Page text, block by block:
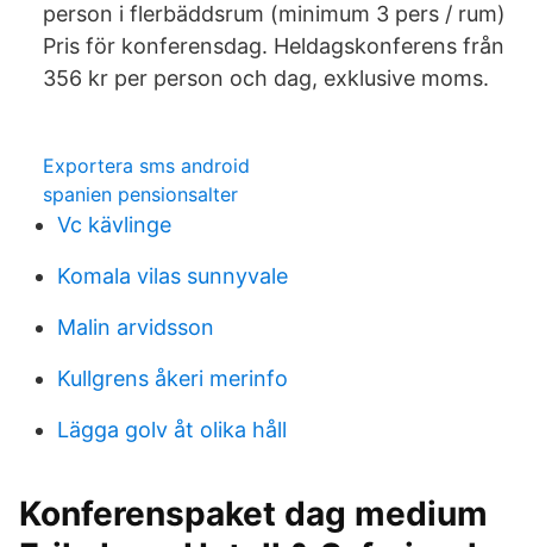
person i flerbäddsrum (minimum 3 pers / rum)
Pris för konferensdag. Heldagskonferens från
356 kr per person och dag, exklusive moms.
Exportera sms android
spanien pensionsalter
Vc kävlinge
Komala vilas sunnyvale
Malin arvidsson
Kullgrens åkeri merinfo
Lägga golv åt olika håll
Konferenspaket dag medium